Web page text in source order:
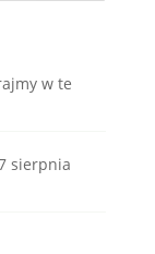
w te
sierpnia